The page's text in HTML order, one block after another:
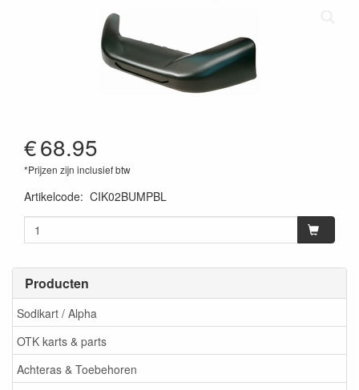
Producten
Sodikart / Alpha
OTK karts & parts
Achteras & Toebehoren
€68.95
*Prijzen zijn inclusief btw
Artikelcode: CIK02BUMPBL